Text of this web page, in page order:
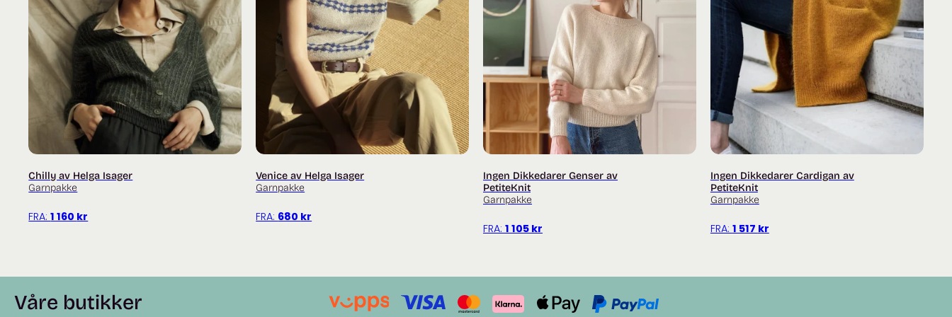
Chilly av Helga Isager
Garnpakke
FRA:1 160 kr
Venice av Helga Isager
Garnpakke
FRA: 680 kr
Ingen Dikkedarer Genser av
PetiteKnit
Garnpakke
FRA: 1 105 kr
Ingen Dikkedarer Cardigan av
PetiteKnit
Garnpakke
FRA: 1 517 kr
Våre butikker